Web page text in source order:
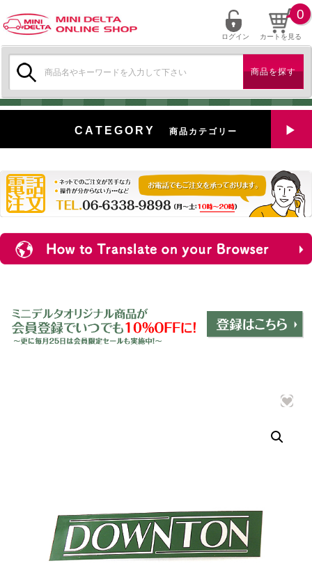
ログイン カートを見る
0
索:
CATEGORY 商品カテゴリー
特選中古車
対象商品
新入荷
ミニデルタオリジナルパーツ
タイヤ・ホイール
レーシングパーツ